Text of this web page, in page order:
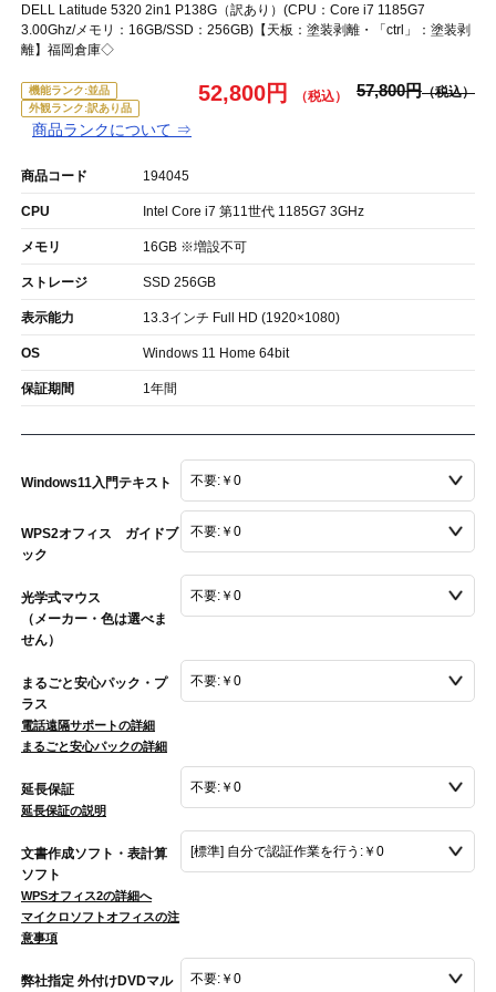
DELL Latitude 5320 2in1 P138G（訳あり）(CPU：Core i7 1185G7
3.00Ghz/メモリ：16GB/SSD：256GB)【天板：塗装剥離・「ctrl」：塗装剥
離】福岡倉庫◇
機能ランク:並品
外観ランク:訳あり品
商品ランクについて ⇒
52,800円 57,800円
商品コード 194045
CPU Intel Core i7 第11世代 1185G7 3GHz
メモリ 16GB ※増設不可
ストレージ SSD 256GB
表示能力 13.3インチ Full HD (1920×1080)
OS Windows 11 Home 64bit
保証期間 1年間
Windows11入門テキスト
WPS2オフィス ガイドブ
ック
光学式マウス
（メーカー・色は選べま
せん）
まるごと安心パック・プ
ラス
電話遠隔サポートの詳細
まるごと安心パックの詳細
延長保証
延長保証の説明
文書作成ソフト・表計算
ソフト
WPSオフィス2の詳細へ
マイクロソフトオフィスの注
意事項
弊社指定 外付けDVDマル